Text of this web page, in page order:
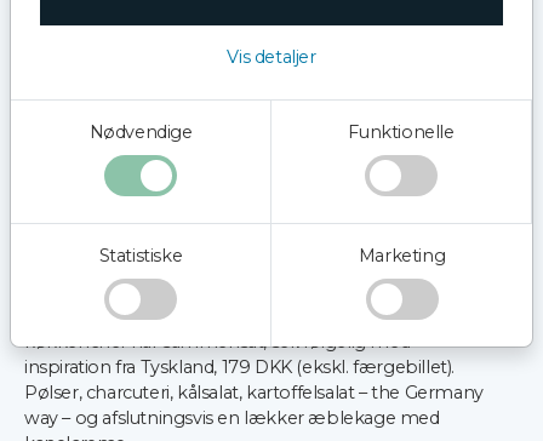
Vis detaljer
Nødvendige Funktionelle
Statistiske Marketing
Beskrivelse
Nu er det tid til at hoppe i lederhosen eller dirndlkjole,
endelig er det oktoberfest igen. En folkefest, der skal
fejres med pomp og pragt!
Velkommen til Oktoberfest på M/S Pernille den 17.
oktober, kl. 12. World Wide Willy leder festen på øvre
bar med fællessang, men alle kan gynge og synge
med. Vi uddeler præmie til bedste outfit / udklædning,
Vi serverer en lækker oktober-platte, som vores
køkkenchef har sammensat, selvfølgelig med
inspiration fra Tyskland, 179 DKK (ekskl. færgebillet).
Pølser, charcuteri, kålsalat, kartoffelsalat – the Germany
way – og afslutningsvis en lækker æblekage med